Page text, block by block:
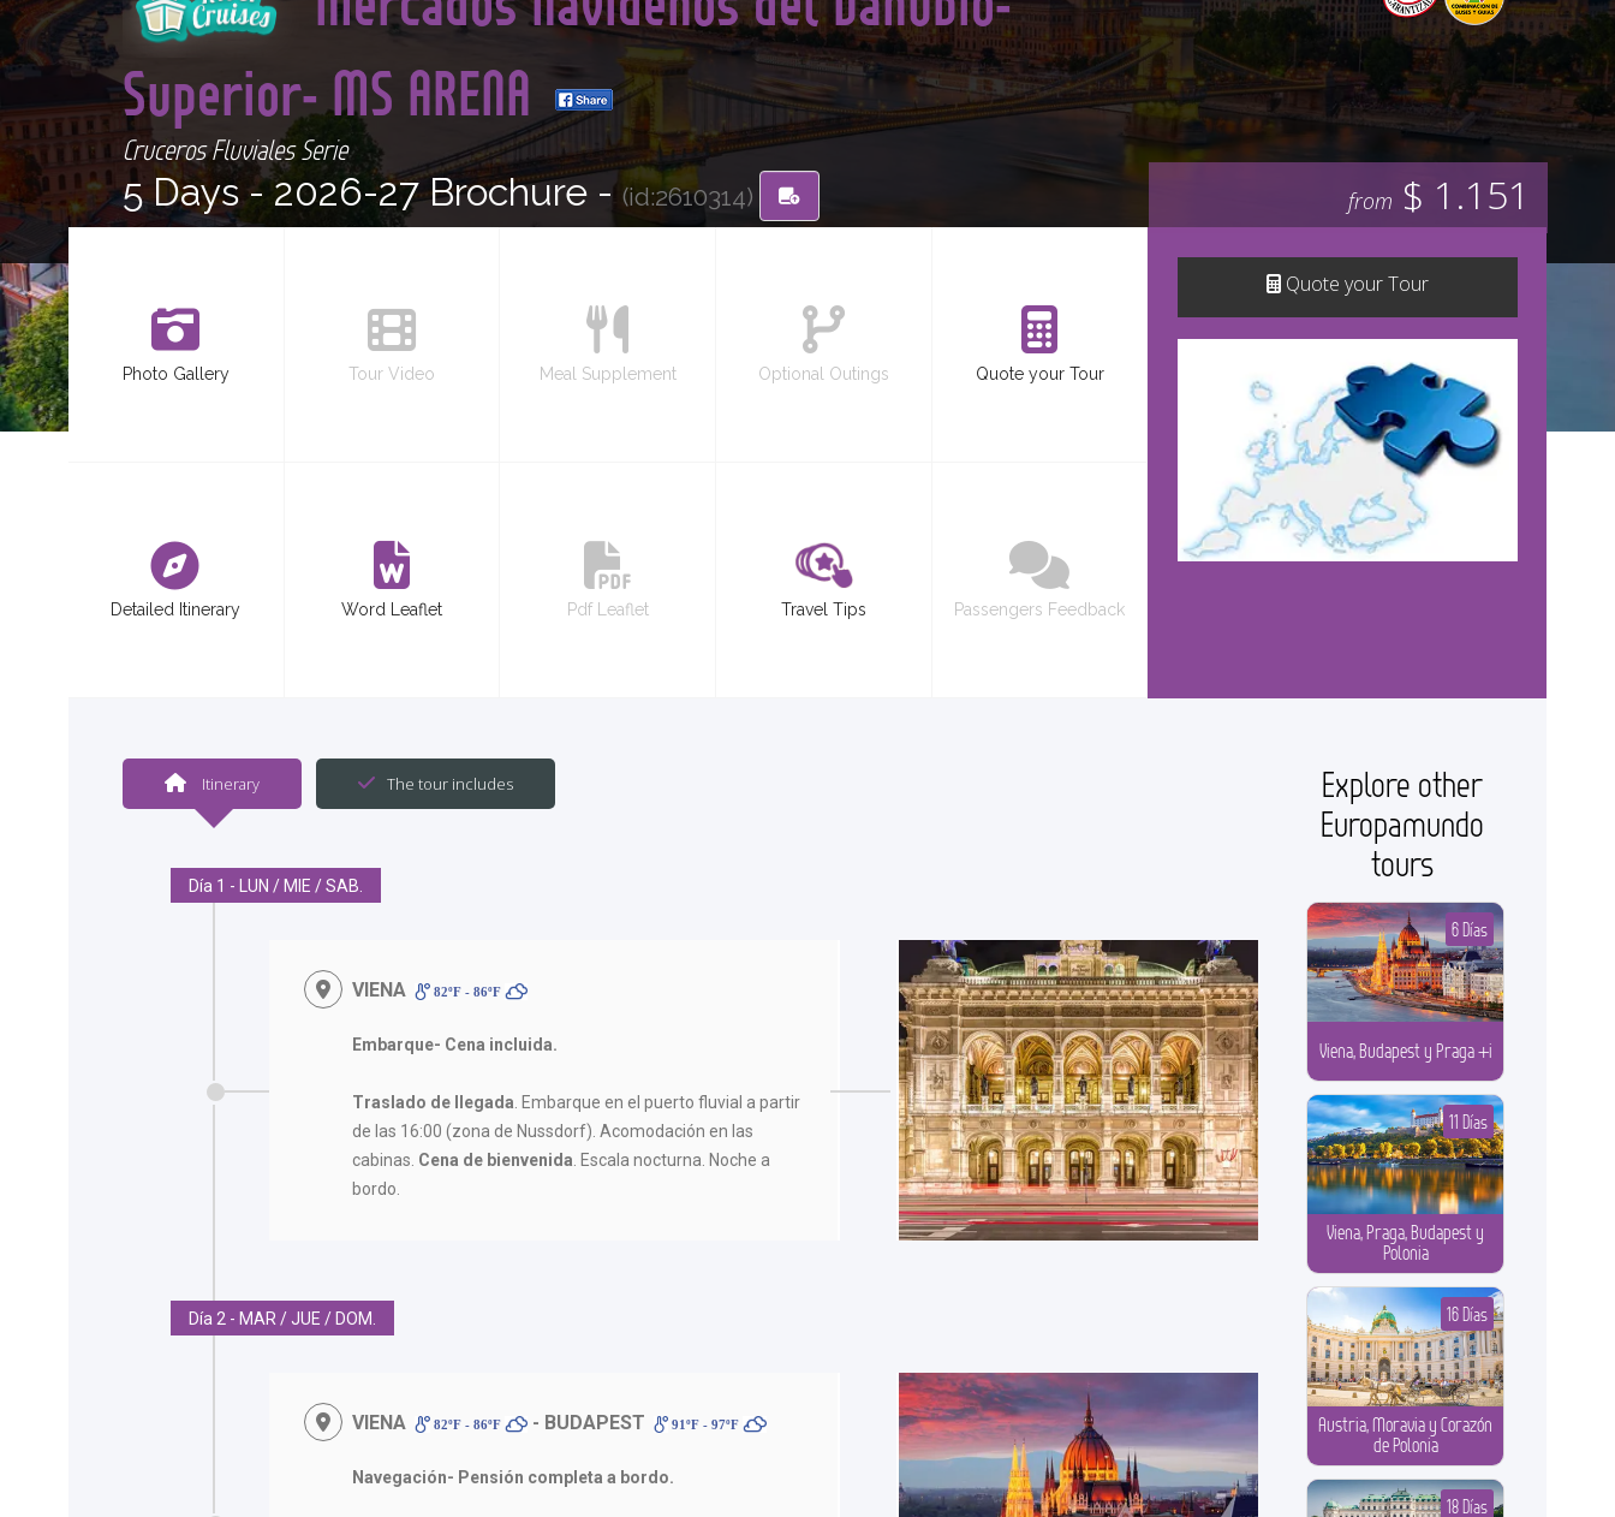
Superior- MS ARENA
Cruceros Fluviales Serie
5 Days -2026-27 Brochure - (id:2610314)
Photo Gallery Tour Video Meal Supplement Optional Outings Quote your Tour
Detailed Itinerary Word Leaflet Pdf Leaflet Travel Tips Passengers Feedback
from $ 1.151
Quote your Tour
Itinerary The tour includes
Día 1 - LUN / MIE / SAB.
VIENA 82ºF - 86ºF
Embarque- Cena incluida.
Traslado de llegada . Embarque en el puerto fluvial a partir
de las 16:00 (zona de Nussdorf). Acomodación en las
cabinas. Cena de bienvenida . Escala nocturna. Noche a
bordo.
Día 2 - MAR / JUE / DOM.
VIENA 82ºF - 86ºF - BUDAPEST 91ºF - 97ºF
Navegación- Pensión completa a bordo.
Explore other
Europamundo
tours
Viena, Budapest y Praga +i
6 Días
Viena, Praga, Budapest y
Polonia
11 Días
Austria, Moravia y Corazón
de Polonia
16 Días
18 Días